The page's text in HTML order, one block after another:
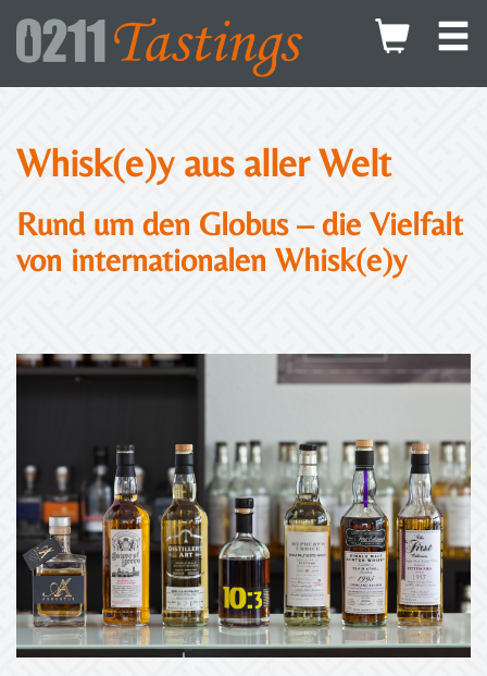
Whisk(e)y aus aller Welt
Rund um den Globus – die Vielfalt
von internationalen Whisk(e)y